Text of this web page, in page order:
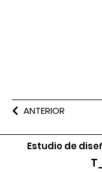
ANTERIOR
Estudio de